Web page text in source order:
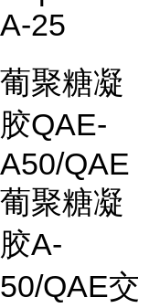
A-25
葡聚糖凝
胶QAE-
A50/QAE
葡聚糖凝
胶A-
50/QAE交